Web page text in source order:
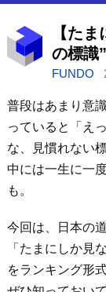
【た
の標識
FUNDO
普段はあまり意
っていると「え
な、見慣れない
中には一生に一
も。
今回は、日本の
「たまにしか見
をランキング形